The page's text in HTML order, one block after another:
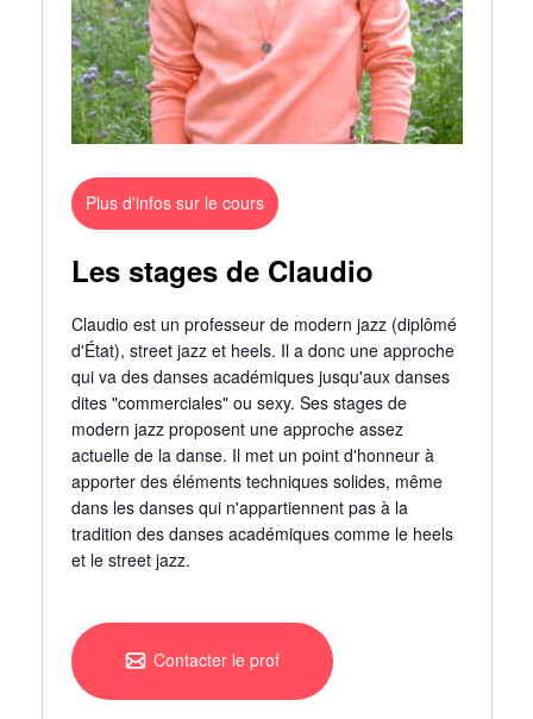
Plus d'infos sur le cours
Les stages de Claudio
Claudio est un professeur de modern jazz (diplômé
d'État), street jazz et heels. Il a donc une approche
qui va des danses académiques jusqu'aux danses
dites "commerciales" ou sexy. Ses stages de
modern jazz proposent une approche assez
actuelle de la danse. Il met un point d'honneur à
apporter des éléments techniques solides, même
dans les danses qui n'appartiennent pas à la
tradition des danses académiques comme le heels
et le street jazz.
Contacter le prof